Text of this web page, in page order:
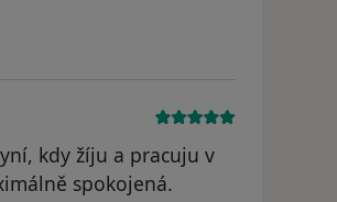
kdy žíju a pracuju v
spokojená.